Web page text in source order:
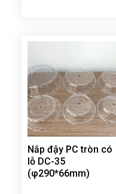
Nắp đậy PC tròn có
lỗ DC-35
(φ290*66mm)